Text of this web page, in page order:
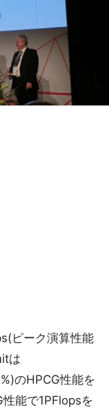
ピーク演算性能
は
のHPCG性能を
能で1PFlopsを